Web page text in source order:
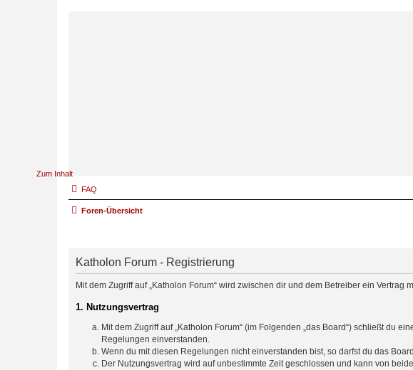
Zum Inhalt
FAQ
Foren-Übersicht
Katholon Forum - Registrierung
Mit dem Zugriff auf „Katholon Forum“ wird zwischen dir und dem Betreiber ein Vertrag
1. Nutzungsvertrag
Mit dem Zugriff auf „Katholon Forum“ (im Folgenden „das Board“) schließt du
Regelungen einverstanden.
Wenn du mit diesen Regelungen nicht einverstanden bist, so darfst du das
Der Nutzungsvertrag wird auf unbestimmte Zeit geschlossen und kann von